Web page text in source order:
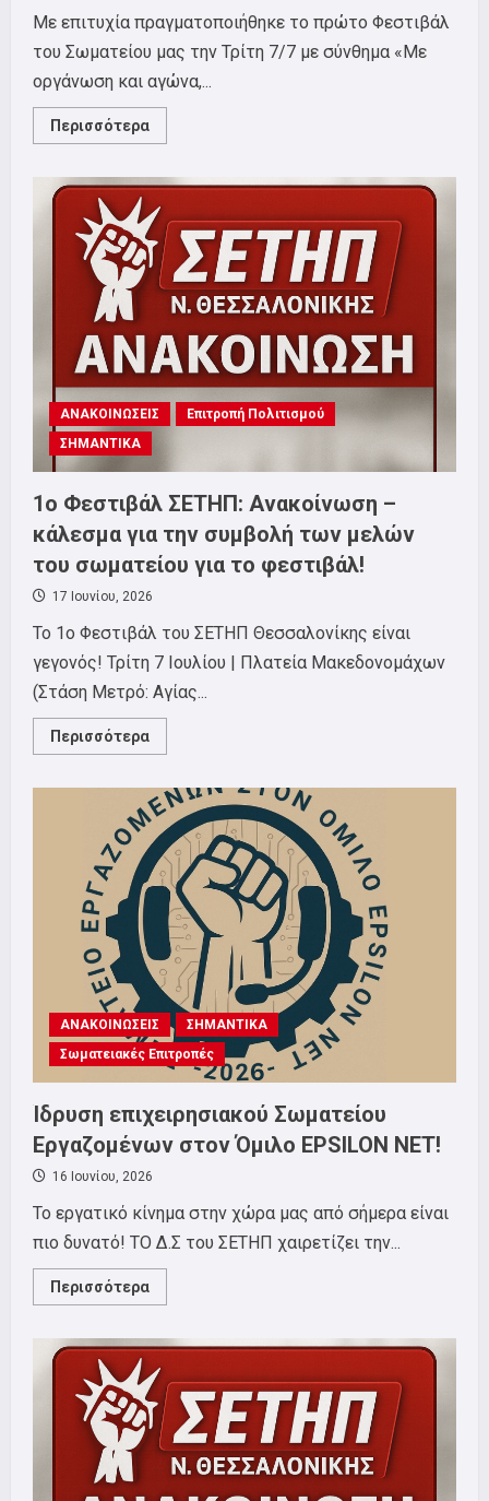
Με επιτυχία πραγματοποιήθηκε το πρώτο Φεστιβάλ
του Σωματείου μας την Τρίτη 7/7 με σύνθημα «Με
οργάνωση και αγώνα,...
Περισσότερα
more
μεγάλη
ολοκληρώθηκε
το
1ο
Φεστιβάλ
του
ΣΕΤΗΠ.
ΑΝΑΚΟΙΝΩΣΕΙΣ
Επιτροπή Πολιτισμού
ΣΗΜΑΝΤΙΚΑ
1o Φεστιβάλ ΣΕΤΗΠ: Ανακοίνωση –
κάλεσμα για την συμβολή των μελών
του σωματείου για το φεστιβάλ!
17 Ιουνίου, 2026
To 1o Φεστιβάλ του ΣΕΤΗΠ Θεσσαλονίκης είναι
γεγονός! Τρίτη 7 Ιουλίου | Πλατεία Μακεδονομάχων
(Στάση Μετρό: Αγίας...
Περισσότερα
more
Φεστιβάλ
ΣΕΤΗΠ:
Ανακοίνωση
–
κάλεσμα
για
την
συμβολή
των
μελών
του
σωματείου
για
το
φεστιβάλ!
ΑΝΑΚΟΙΝΩΣΕΙΣ
ΣΗΜΑΝΤΙΚΑ
Σωματειακές Επιτροπές
Ίδρυση επιχειρησιακού Σωματείου
Εργαζομένων στον Όμιλο EPSILON NET!
16 Ιουνίου, 2026
Το εργατικό κίνημα στην χώρα μας από σήμερα είναι
πιο δυνατό! ΤΟ Δ.Σ του ΣΕΤΗΠ χαιρετίζει την...
Περισσότερα
more
επιχειρησιακού
Εργαζομένων
στον
Όμιλο
EPSILON
NET!